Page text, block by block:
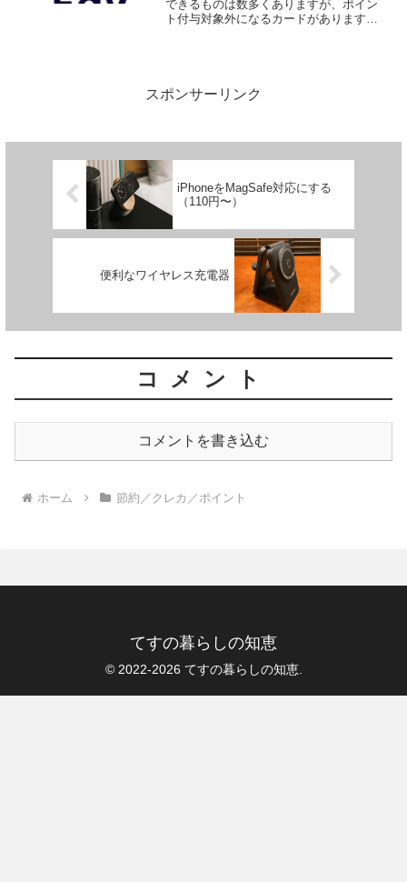
できるものは数多くありますが、ポイン
ト付与対象外になるカードがあります。
スポンサーリンク
iPhoneをMagSafe対応にする
（110円〜）
便利なワイヤレス充電器
コメント
コメントを書き込む
ホーム 節約／クレカ／ポイント
てすの暮らしの知恵
© 2022-2026 てすの暮らしの知恵.